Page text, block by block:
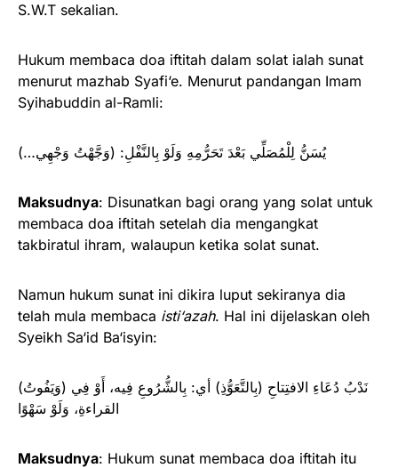
S.W.T sekalian.
Hukum membaca doa iftitah dalam solat ialah sunat
menurut mazhab Syafi‘e. Menurut pandangan Imam
Syihabuddin al-Ramli:
يُسَنُّ لِلْمُصَلِّي بَعْدَ تَحَرُّمِهِ وَلَوْ بِالنَّفْلِ: (وَجَّهْتُ وَجْهِي…)
Maksudnya: Disunatkan bagi orang yang solat untuk
membaca doa iftitah setelah dia mengangkat
takbiratul ihram, walaupun ketika solat sunat.
Namun hukum sunat ini dikira luput sekiranya dia
telah mula membaca isti‘azah. Hal ini dijelaskan oleh
Syeikh Sa‘id Ba‘isyin:
(وَيَفُوتُ) نَدْبُ دُعَاءِ الافتِتاحِ (بِالتَّعَوُّذِ) أي: بِالشُّرُوعِ فِيه، أَوْ فِي
القراءةِ، وَلَوْ سَهْوًا
Maksudnya: Hukum sunat membaca doa iftitah itu